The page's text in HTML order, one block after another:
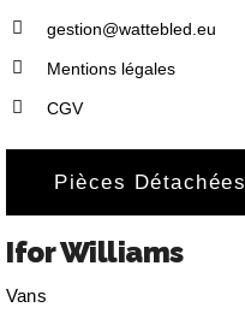
gestion@wattebled.eu
Mentions légales
CGV
Pièces Détachées
Ifor Williams
Vans